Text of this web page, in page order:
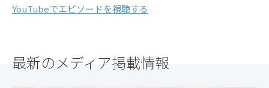
YouTubeでエピソードを視聴する
最新のメディア掲載情報